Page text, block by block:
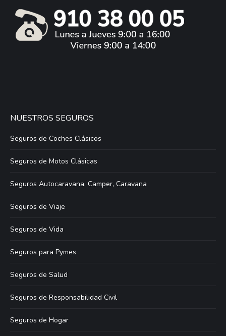
NUESTROS SEGUROS
Seguros de Coches Clásicos
Seguros de Motos Clásicas
Seguros Autocaravana, Camper, Caravana
Seguros de Viaje
Seguros de Vida
Seguros para Pymes
Seguros de Salud
Seguros de Responsabilidad Civil
Seguros de Hogar